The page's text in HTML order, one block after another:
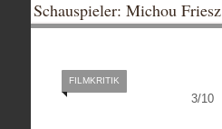
Schauspieler: Michou Friesz
3/10
FILMKRITIK